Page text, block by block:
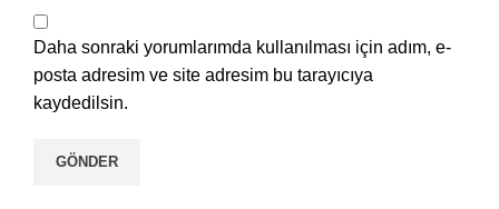
Daha sonraki yorumlarımda kullanılması için adım, e-
posta adresim ve site adresim bu tarayıcıya
kaydedilsin.